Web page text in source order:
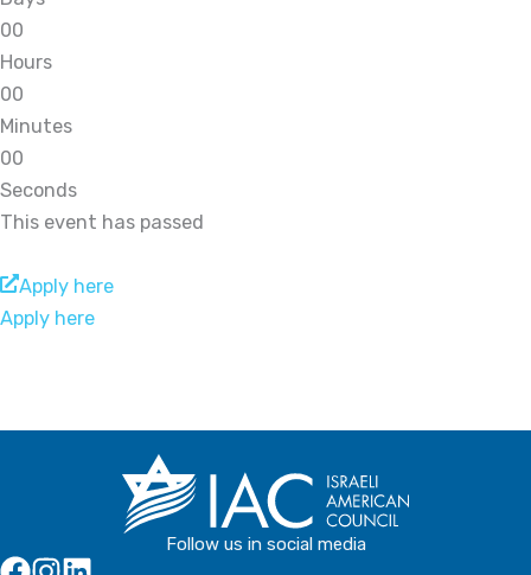
00
Hours
00
Minutes
00
Seconds
This event has passed
Apply here
Apply here
Follow us in social media